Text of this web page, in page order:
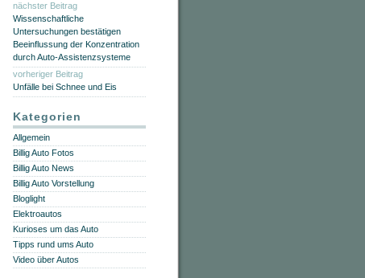
nächster Beitrag
Wissenschaftliche
Untersuchungen bestätigen
Beeinflussung der Konzentration
durch Auto-Assistenzsysteme
vorheriger Beitrag
Unfälle bei Schnee und Eis
Kategorien
Allgemein
Billig Auto Fotos
Billig Auto News
Billig Auto Vorstellung
Bloglight
Elektroautos
Kurioses um das Auto
Tipps rund ums Auto
Video über Autos